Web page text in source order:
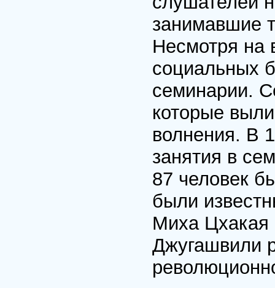
занимавшие
Несмотря на
социальных
семинарии.
которые
волнения. В
занятия в
87 человек
были
Миха Цхакая
Джугашвили